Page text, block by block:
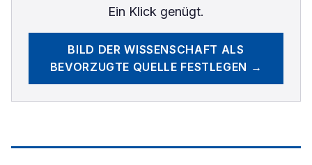
Ein Klick genügt.
BILD DER WISSENSCHAFT ALS
BEVORZUGTE QUELLE FESTLEGEN →